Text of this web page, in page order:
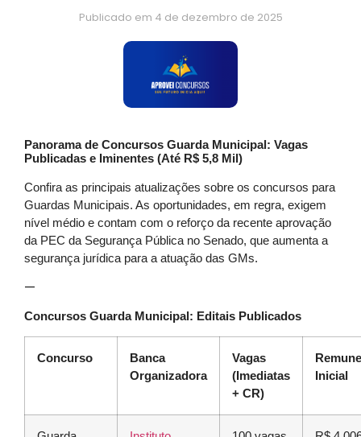
Publicado em 4 de dezembro de 2025
Panorama de Concursos Guarda Municipal: Vagas
Publicadas e Iminentes (Até R$ 5,8 Mil)
Confira as principais atualizações sobre os concursos para
Guardas Municipais. As oportunidades, em regra, exigem
nível médio e contam com o reforço da recente aprovação
da PEC da Segurança Pública no Senado, que aumenta a
segurança jurídica para a atuação das GMs.
—
Concursos Guarda Municipal: Editais Publicados
Concurso
Banca
Organizadora
Vagas
(Imediatas
+ CR)
Inicial